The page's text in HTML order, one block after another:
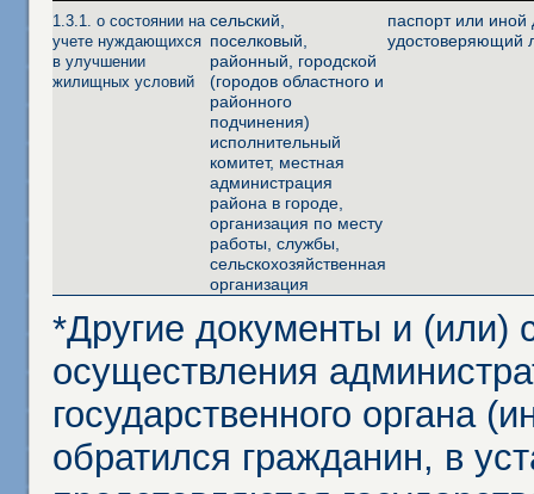
1.3.1. о состоянии на
учете нуждающихся
в улучшении
жилищных условий
сельский,
поселковый,
районный, городской
(городов областного и
районного
подчинения)
исполнительный
комитет, местная
администрация
района в городе,
организация по месту
работы, службы,
сельскохозяйственная
организация
паспорт или иной
удостоверяющий
*Другие документы и (или)
осуществления
государственного органа
обратился гражданин, в